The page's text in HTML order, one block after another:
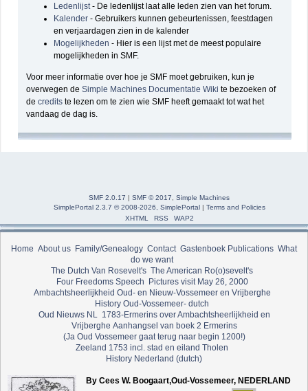
Ledenlijst- De ledenlijst laat alle leden zien van het forum.
Kalender - Gebruikers kunnen gebeurtenissen, feestdagen
en verjaardagen zien in de kalender
Mogelijkheden - Hier is een lijst met de meest populaire
mogelijkheden in SMF.
Voor meer informatie over hoe je SMF moet gebruiken, kun je
overwegen deSimple Machines Documentatie Wiki te bezoeken of
decredits te lezen om te zien wie SMF heeft gemaakt tot wat het
vandaag de dag is.
SMF 2.0.17 | SMF © 2017
Simple Machines
SimplePortal 2.3.7 © 2008-2026, SimplePortal| Terms and Policies
XHTML
RSS WAP2
Home About us Family/Genealogy Contact Gastenboek Publications What
do we want
The Dutch Van Rosevelt's The American Ro(o)sevelt's
Four Freedoms Speech Pictures visit May 26, 2000
Ambachtsheerlijkheid Oud- en Nieuw-Vossemeer en Vrijberghe
History Oud-Vossemeer- dutch
Oud Nieuws NL
1783-Ermerins over Ambachtsheerlijkheid en
Vrijberghe Aanhangsel van boek 2 Ermerins
(Ja Oud Vossemeer gaat terug naar begin 1200!)
Zeeland 1753 incl. stad en eiland Tholen
History Nederland (dutch)
By Cees W. Boogaart,Oud-Vossemeer, NEDERLAND